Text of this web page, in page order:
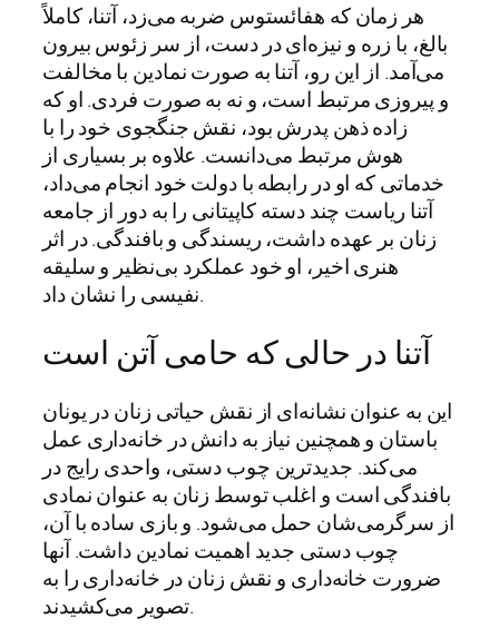
هر زمان که هفائستوس ضربه می‌زد، آتنا، کاملاً
بالغ، با زره و نیزه‌ای در دست، از سر زئوس بیرون
می‌آمد. از این رو، آتنا به صورت نمادین با مخالفت
و پیروزی مرتبط است، و نه به صورت فردی. او که
زاده ذهن پدرش بود، نقش جنگجوی خود را با
هوش مرتبط می‌دانست. علاوه بر بسیاری از
خدماتی که او در رابطه با دولت خود انجام می‌داد،
آتنا ریاست چند دسته کاپیتانی را به دور از جامعه
زنان بر عهده داشت، ریسندگی و بافندگی. در اثر
هنری اخیر، او خود عملکرد بی‌نظیر و سلیقه
نفیسی را نشان داد.
آتنا در حالی که حامی آتن است
این به عنوان نشانه‌ای از نقش حیاتی زنان در یونان
باستان و همچنین نیاز به دانش در خانه‌داری عمل
می‌کند. جدیدترین چوب دستی، واحدی رایج در
بافندگی است و اغلب توسط زنان به عنوان نمادی
از سرگرمی‌شان حمل می‌شود. و بازی ساده با آن،
چوب دستی جدید اهمیت نمادین داشت. آنها
ضرورت خانه‌داری و نقش زنان در خانه‌داری را به
تصویر می‌کشیدند.